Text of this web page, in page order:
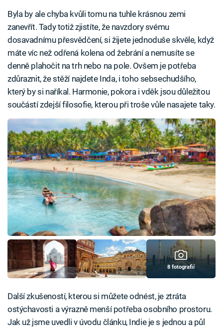
Byla by ale chyba kvůli tomu na tuhle krásnou zemi
zanevřít. Tady totiž zjistíte, že navzdory svému
dosavadnímu přesvědčení, si žijete jednoduše skvěle, když
máte víc než odřená kolena od žebrání a nemusíte se
denně plahočit na trh nebo na pole. Ovšem je potřeba
zdůraznit, že stěží najdete Inda, i toho sebsechudšího,
který by si naříkal. Harmonie, pokora i vděk jsou důležitou
součástí zdejší filosofie, kterou při troše vůle nasajete taky.
8 fotografií
Další zkušeností, kterou si můžete odnést, je ztráta
ostýchavosti a výrazně menší potřeba osobního prostoru.
Jak už jsme uvedli v úvodu článku, Indie je s jednou a půl